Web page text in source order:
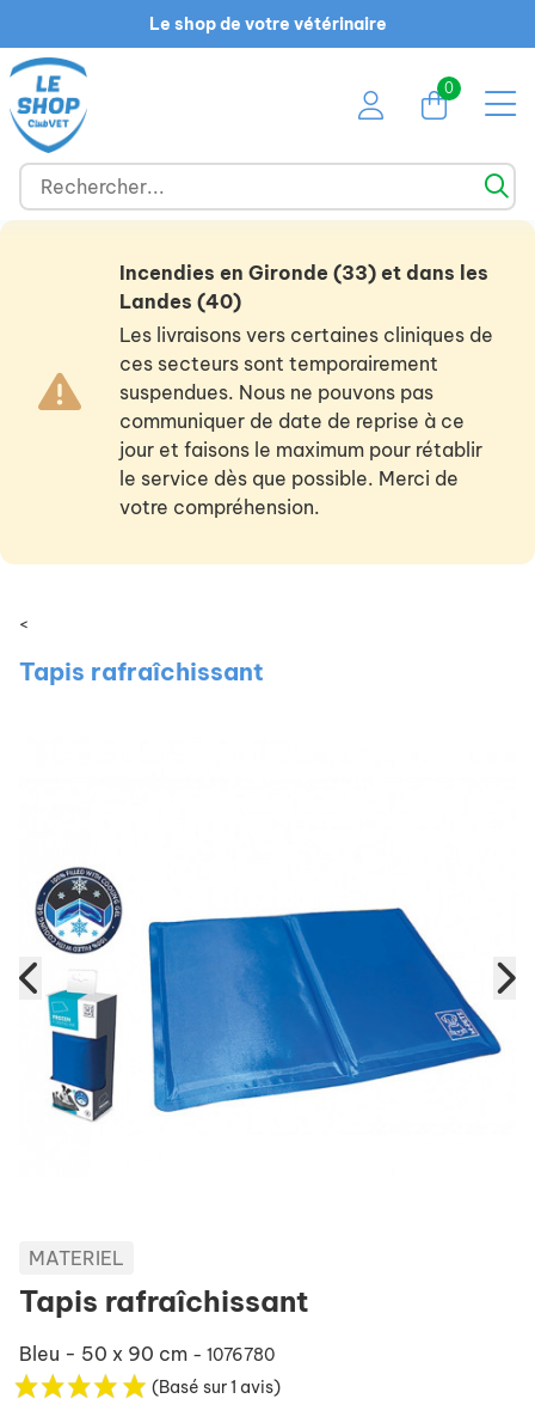
Le shop de votre vétérinaire
0
Incendies en Gironde (33) et dans les
Landes (40)
Les livraisons vers certaines cliniques de
ces secteurs sont temporairement
suspendues. Nous ne pouvons pas
communiquer de date de reprise à ce
jour et faisons le maximum pour rétablir
le service dès que possible. Merci de
votre compréhension.
<
Tapis rafraîchissant
MATERIEL
Tapis rafraîchissant
Bleu - 50 x 90 cm - 1076780
(Basé sur 1 avis)